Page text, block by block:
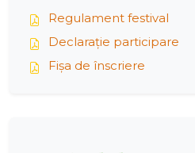
Regulament festival
Declarație participare
Fișa de înscriere